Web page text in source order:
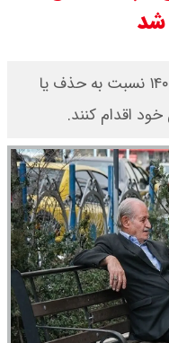
۱۴۰۵ / قیمت چانگان چند؟ +
خودرو امروز
جمعه ۱۶ مرداد ۱۴۰۵ / قیمت پژو۲۰۷
قیمت طلا و سکه امروز جمعه ۱۶ مرداد
شد
بازنشستگان می‌توانند تا ۳۱ تیرماه ۱۴۰۴ نسبت به حذف یا
اقدام کنند.